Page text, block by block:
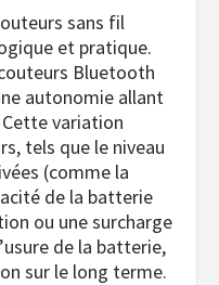
sans fil
et pratique.
Bluetooth
autonomie allant
Cette variation
tels que le niveau
(comme la
de la batterie
ou une surcharge
de la batterie,
sur le long terme.